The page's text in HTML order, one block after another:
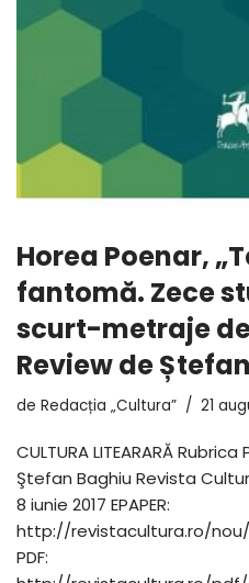
Horea Poenar,
fantomă. Zece
scurt-metraje
Review de
de Redacția „Cultura” 21
CULTURA LITEARARĂ
Ştefan Baghiu Revista
8 iunie 2017 EPAPER:
http://revistacultura.ro/
PDF: